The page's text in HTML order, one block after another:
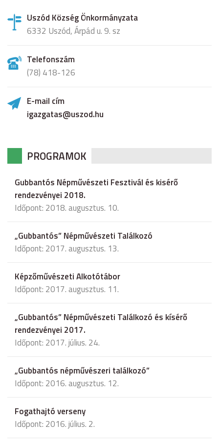
Uszód Község Önkormányzata
6332 Uszód, Árpád u. 9. sz
Telefonszám
(78) 418-126
E-mail cím
igazgatas@uszod.hu
PROGRAMOK
Gubbantós Népművészeti Fesztivál és kisérő
rendezvényei 2018.
Időpont: 2018. augusztus. 10.
„Gubbantós” Népművészeti Találkozó
Időpont: 2017. augusztus. 13.
Képzőművészeti Alkotótábor
Időpont: 2017. augusztus. 11.
„Gubbantós” Népművészeti Találkozó és kísérő
rendezvényei 2017.
Időpont: 2017. július. 24.
„Gubbantós népművészeri találkozó”
Időpont: 2016. augusztus. 12.
Fogathajtó verseny
Időpont: 2016. július. 2.